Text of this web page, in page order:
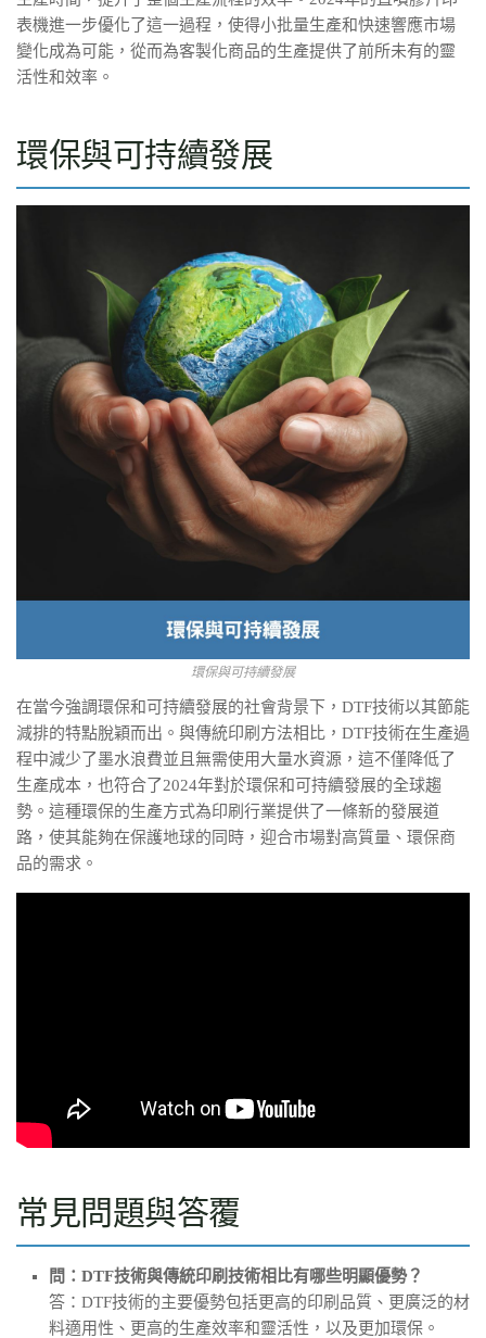
表機進一步優化了這一過程，使得小批量生產和快速響應市場
變化成為可能，從而為客製化商品的生產提供了前所未有的靈
活性和效率。
環保與可持續發展
環保與可持續發展
在當今強調環保和可持續發展的社會背景下，DTF技術以其節能
減排的特點脫穎而出。與傳統印刷方法相比，DTF技術在生產過
程中減少了墨水浪費並且無需使用大量水資源，這不僅降低了
生產成本，也符合了2024年對於環保和可持續發展的全球趨
勢。這種環保的生產方式為印刷行業提供了一條新的發展道
路，使其能夠在保護地球的同時，迎合市場對高質量、環保商
品的需求。
常見問題與答覆
問：DTF技術與傳統印刷技術相比有哪些明顯優勢？
答：DTF技術的主要優勢包括更高的印刷品質、更廣泛的材
料適用性、更高的生產效率和靈活性，以及更加環保。